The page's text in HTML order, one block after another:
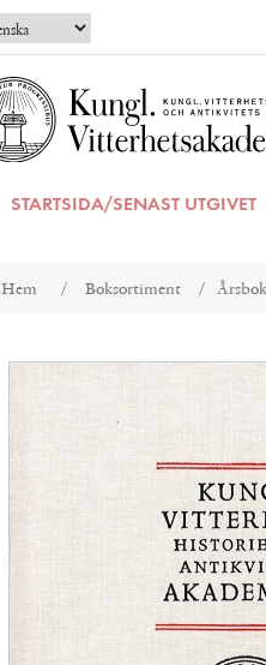
STARTSIDA/SENAST UTGIVET
Hem / Boksortiment /